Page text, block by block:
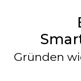
Gründen